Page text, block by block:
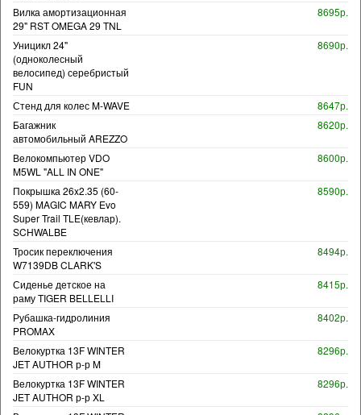
Вилка амортизационная
29" RST OMEGA 29 TNL
8695р.
Уницикл 24"
(одноколесный
велосипед) серебристый
FUN
8690р.
Стенд для колес M-WAVE
8647р.
Багажник
автомобильный AREZZO
8620р.
Велокомпьютер VDO
M5WL "ALL IN ONE"
8600р.
Покрышка 26x2.35 (60-
559) MAGIC MARY Evo
Super Trail TLE(кевлар).
SCHWALBE
8590р.
Тросик переключения
W7139DB CLARK'S
8494р.
Сиденье детское на
раму TIGER BELLELLI
8415р.
Рубашка-гидролиния
PROMAX
8402р.
Велокуртка 13F WINTER
JET AUTHOR р-р M
8296р.
Велокуртка 13F WINTER
JET AUTHOR р-р XL
8296р.